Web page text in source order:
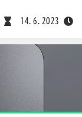
14. 6. 2023